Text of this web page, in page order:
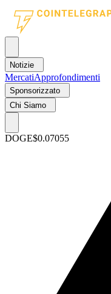
Notizie
MercatiApprofondimenti
Sponsorizzato
Chi Siamo
DOGE$0.07055